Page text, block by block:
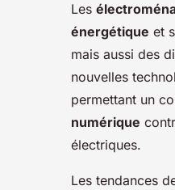
Les
énergétique et
mais aussi des
nouvelles
permettant un
numérique
électriques.
Les tendances